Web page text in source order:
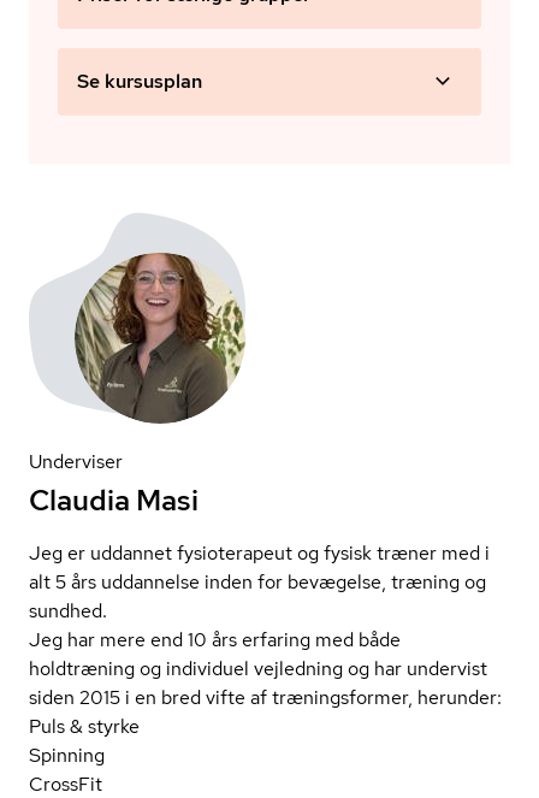
Se kursusplan
Underviser
Claudia Masi
Jeg er uddannet fysioterapeut og fysisk træner med i
alt 5 års uddannelse inden for bevægelse, træning og
sundhed.
Jeg har mere end 10 års erfaring med både
holdtræning og individuel vejledning og har undervist
siden 2015 i en bred vifte af træningsformer, herunder:
Puls & styrke
Spinning
CrossFit